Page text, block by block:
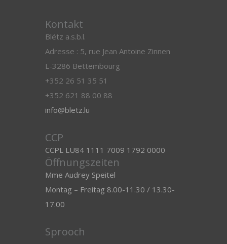
Kontakt
Blëtz a.s.b.l.
Adresse : 5, rue Jean Antoine Zinnen
L-3286 Bettembourg
+352 26 51 35 51
+352 621 88 00 88
info@bletz.lu
CCP
CCPL LU84 1111 7009 1792 0000
Öffnungszeiten
Mme Audrey Speitel
Montag – Freitag 8.00-11.30 / 13.30-
17.00
Sprooch